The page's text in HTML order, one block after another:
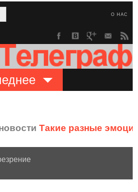
О НАС
Такие разные